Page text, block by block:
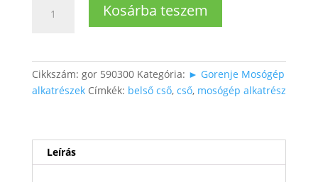
belső
mennyiség
Kosárba teszem
Cikkszám: gor 590300 Kategória: ► Gorenje Mosógép
alkatrészek Címkék: belső cső, cső, mosógép alkatrész
Leírás